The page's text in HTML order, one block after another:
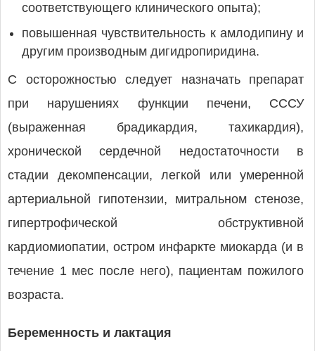
соответствующего клинического опыта);
повышенная чувствительность к амлодипину и
другим производным дигидропиридина.
С осторожностью следует назначать препарат
при нарушениях функции печени, СССУ
(выраженная брадикардия, тахикардия),
хронической сердечной недостаточности в
стадии декомпенсации, легкой или умеренной
артериальной гипотензии, митральном стенозе,
гипертрофической обструктивной
кардиомиопатии, остром инфаркте миокарда (и в
течение 1 мес после него), пациентам пожилого
возраста.
Беременность и лактация